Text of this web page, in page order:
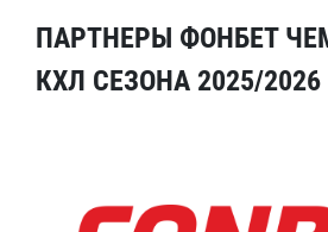
ПАРТНЕРЫ ФОНБЕТ
КХЛ СЕЗОНА 2025/2026